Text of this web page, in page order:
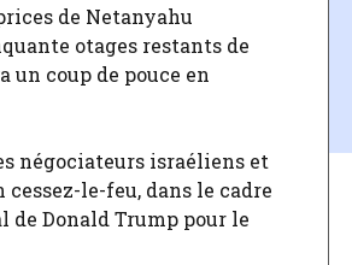
de Netanyahu
otages restants de
un coup de pouce en
négociateurs israéliens et
le-feu, dans le cadre
Donald Trump pour le